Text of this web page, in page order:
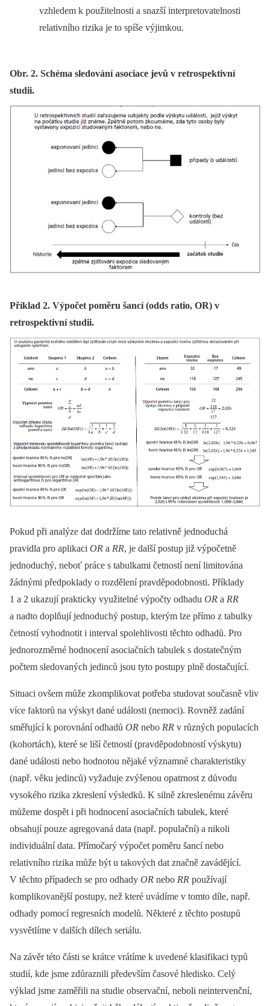
vzhledem k použitelnosti a snazší interpretovatelnosti
relativního rizika je to spíše výjimkou.
Obr. 2. Schéma sledování asociace jevů v retrospektivní
studii.
Příklad 2. Výpočet poměru šancí (odds ratio, OR) v
retrospektivní studii.
Pokud při analýze dat dodržíme tato relativně jednoduchá
pravidla pro aplikaci OR a RR, je další postup již výpočetně
jednoduchý, neboť práce s tabulkami četností není limitována
žádnými předpoklady o rozdělení pravděpodobnosti. Příklady
1 a 2 ukazují prakticky využitelné výpočty odhadu OR a RR
a nadto doplňují jednoduchý postup, kterým lze přímo z tabulky
četností vyhodnotit i interval spolehlivosti těchto odhadů. Pro
jednorozměrné hodnocení asociačních tabulek s dostatečným
počtem sledovaných jedinců jsou tyto postupy plně dostačující.
Situaci ovšem může zkomplikovat potřeba studovat současně vliv
více faktorů na výskyt dané události (nemoci). Rovněž zadání
směřující k porovnání odhadů OR nebo RR v různých populacích
(kohortách), které se liší četností (pravděpodobností výskytu)
dané události nebo hodnotou nějaké významné charakteristiky
(např. věku jedinců) vyžaduje zvýšenou opatrnost z důvodu
vysokého rizika zkreslení výsledků. K silně zkreslenému závěru
můžeme dospět i při hodnocení asociačních tabulek, které
obsahují pouze agregovaná data (např. populační) a nikoli
individuální data. Přímočarý výpočet poměru šancí nebo
relativního rizika může být u takových dat značně zavádějící.
V těchto případech se pro odhady OR nebo RR používají
komplikovanější postupy, než které uvádíme v tomto díle, např.
odhady pomocí regresních modelů. Některé z těchto postupů
vysvětlíme v dalších dílech seriálu.
Na závěr této části se krátce vrátíme k uvedené klasifikaci typů
studií, kde jsme zdůraznili především časové hledisko. Celý
výklad jsme zaměřili na studie observační, neboli neintervenční,